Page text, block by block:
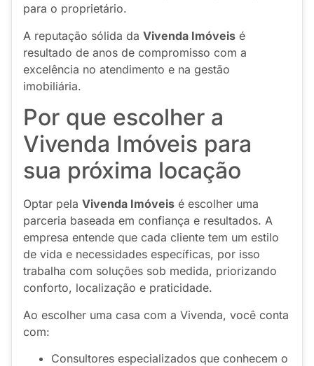
para o proprietário.
A reputação sólida da Vivenda Imóveis é
resultado de anos de compromisso com a
excelência no atendimento e na gestão
imobiliária.
Por que escolher a
Vivenda Imóveis para
sua próxima locação
Optar pela Vivenda Imóveis é escolher uma
parceria baseada em confiança e resultados. A
empresa entende que cada cliente tem um estilo
de vida e necessidades específicas, por isso
trabalha com soluções sob medida, priorizando
conforto, localização e praticidade.
Ao escolher uma casa com a Vivenda, você conta
com:
Consultores especializados que conhecem o